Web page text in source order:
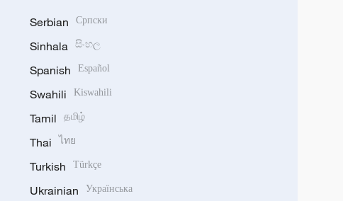
Serbian Српски
Sinhala සිංහල
Spanish Español
Swahili Kiswahili
Tamil தமிழ்
Thai ไทย
Turkish Türkçe
Ukrainian Українська